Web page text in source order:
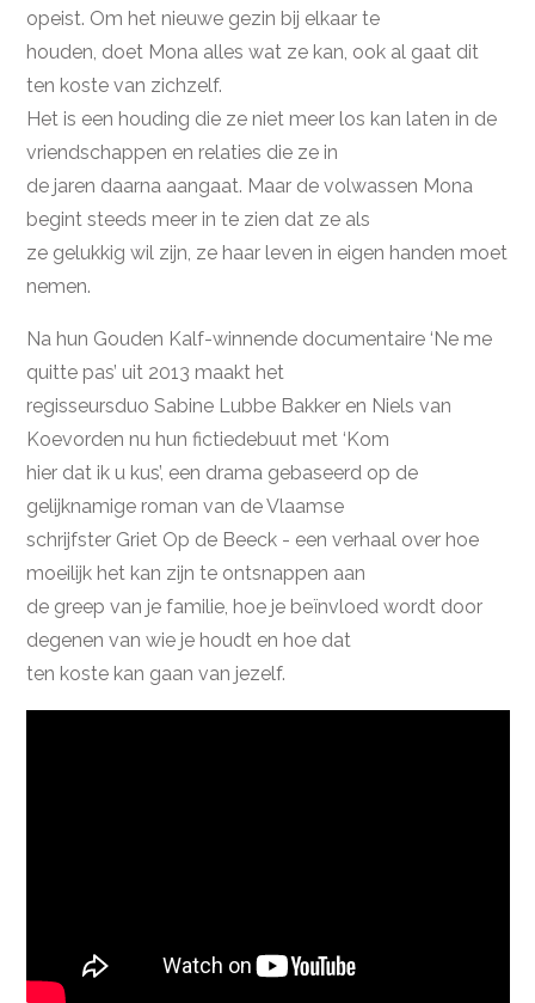
opeist. Om het nieuwe gezin bij elkaar te
houden, doet Mona alles wat ze kan, ook al gaat dit
ten koste van zichzelf.
Het is een houding die ze niet meer los kan laten in de
vriendschappen en relaties die ze in
de jaren daarna aangaat. Maar de volwassen Mona
begint steeds meer in te zien dat ze als
ze gelukkig wil zijn, ze haar leven in eigen handen moet
nemen.
Na hun Gouden Kalf-winnende documentaire ‘Ne me
quitte pas’ uit 2013 maakt het
regisseursduo Sabine Lubbe Bakker en Niels van
Koevorden nu hun fictiedebuut met ‘Kom
hier dat ik u kus’, een drama gebaseerd op de
gelijknamige roman van de Vlaamse
schrijfster Griet Op de Beeck - een verhaal over hoe
moeilijk het kan zijn te ontsnappen aan
de greep van je familie, hoe je beïnvloed wordt door
degenen van wie je houdt en hoe dat
ten koste kan gaan van jezelf.